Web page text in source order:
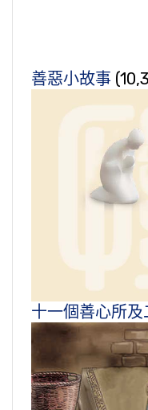
善惡小故事
十一個善心所